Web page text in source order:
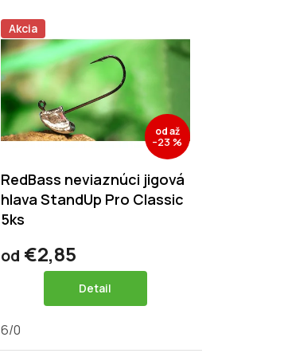
Akcia
odaž
–23 %
RedBass neviaznúci jigová
hlava StandUp Pro Classic
5ks
od €2,85
Detail
6/0